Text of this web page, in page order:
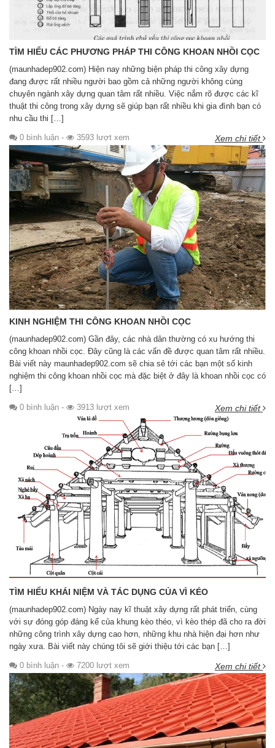
TÌM HIỂU CÁC PHƯƠNG PHÁP THI CÔNG KHOAN NHỒI CỌC
(maunhadep902.com) Hiện nay những biện pháp thi công xây dựng
đang được rất nhiều người bao gồm cả những người không cùng
chuyên ngành xây dựng quan tâm rất nhiều. Việc nắm rõ được các kĩ
thuật thi công trong xây dựng sẽ giúp bạn rất nhiều khi gia đình bạn có
nhu cầu thi […]
0 bình luận - 3593 lượt xem Xem chi tiết
KINH NGHIỆM THI CÔNG KHOAN NHỒI CỌC
(maunhadep902.com) Gần đây, các nhà dân thường có xu hướng thi
công khoan nhồi cọc. Đây cũng là các vấn đề được quan tâm rất nhiều.
Bài viết này maunhadep902.com sẽ chia sẻ tới các bạn một số kinh
nghiệm thi công khoan nhồi cọc mà đặc biệt ở đây là khoan nhồi cọc có
[…]
0 bình luận - 3913 lượt xem Xem chi tiết
TÌM HIỂU KHÁI NIỆM VÀ TÁC DỤNG CỦA VÌ KÉO
(maunhadep902.com) Ngày nay kĩ thuật xây dựng rất phát triển, cùng
với sự đóng góp đáng kể của khung kèo théo, vì kèo thép đã cho ra đời
những công trình xây dựng cao hơn, những khu nhà hiện đại hơn như
ngày xưa. Bài viết này chúng tôi sẽ giới thiệu tới các bạn […]
0 bình luận - 7200 lượt xem Xem chi tiết